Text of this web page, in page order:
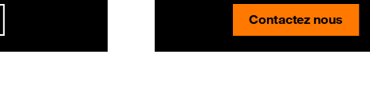
Contactez nous